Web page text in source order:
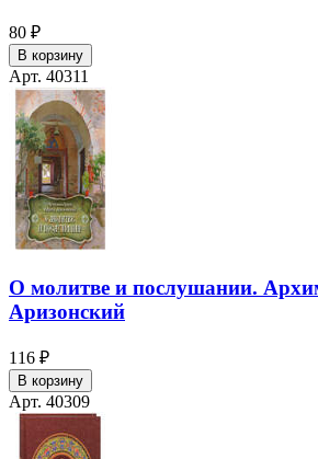
80 ₽
В корзину
Арт. 40311
О молитве и послушании.
Аризонский
116 ₽
В корзину
Арт. 40309